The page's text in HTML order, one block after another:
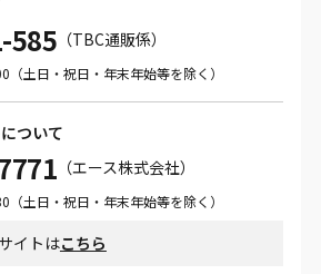
585 （TBC通販係）
土日・祝日・年末年始等を除く）
ついて
（エース株式会社）
土日・祝日・年末年始等を除く）
イトはこちら